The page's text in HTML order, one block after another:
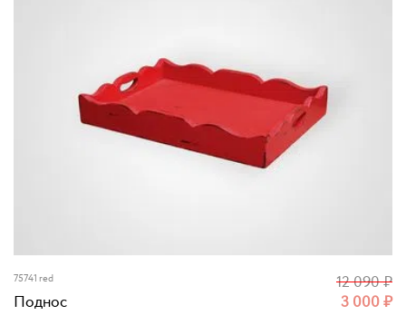
75741 red
Поднос 3 000₽
12 090₽